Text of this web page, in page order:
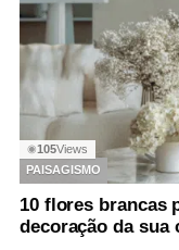
◉105Views
PAISAGISMO
10 flores brancas
decoração da sua